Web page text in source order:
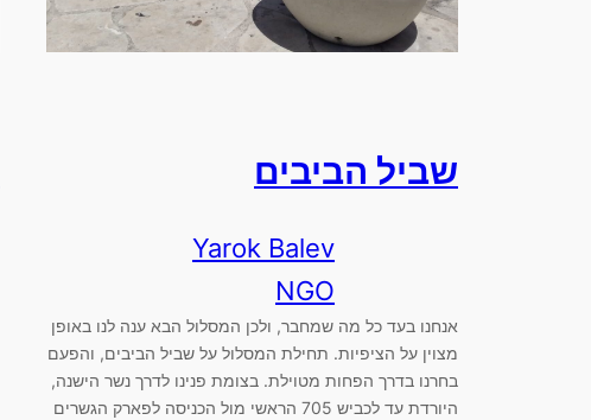
שביל הביבים
Yarok Balev
NGO
אנחנו בעד כל מה שמחבר, ולכן המסלול הבא ענה לנו באופן
מצוין על הציפיות. תחילת המסלול על שביל הביבים, והפעם
בחרנו בדרך הפחות מטוילת. בצומת פנינו לדרך נשר הישנה,
היורדת עד לכביש 705 הראשי מול הכניסה לפארק הגשרים